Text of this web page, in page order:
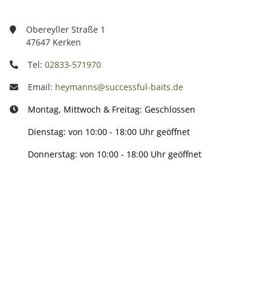
Obereyller Straße 1
47647 Kerken
Tel: 02833-571970
Email: heymanns@successful-baits.de
Montag, Mittwoch & Freitag: Geschlossen
Dienstag: von 10:00 - 18:00 Uhr geöffnet
Donnerstag: von 10:00 - 18:00 Uhr geöffnet